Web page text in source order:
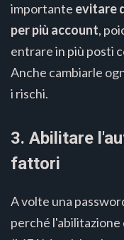
importante evitare
per più account,
entrare in più posti
Anche cambiarle
i rischi.
3. Abilitare
fattori
A volte una
perché